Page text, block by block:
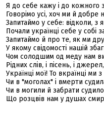
Я до себе кажу і до кожного
Говорімо усі, хоч ми й добре
Запитаймо у себе: відколи, з
Почали українці себе у собі
Запитаймо й про те, як ми
У якому свідомості нашій
Чом солодшим од меду нам
Рідних слів, і пісень, і
Українці мої! То вкраїнці ми
Чи в "моголах" і вмерти
Чи в могили й забрати
Що розцвів нам у душах